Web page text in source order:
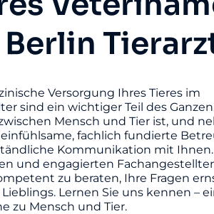
Versorgung Ihres Tieres im
sind ein wichtiger Teil des
Mensch und Tier ist, und
fachlich fundierte
Kommunikation mit
und engagierten
zu beraten, Ihre Fragen
Lernen Sie uns kennen –
zu Mensch und Tier.